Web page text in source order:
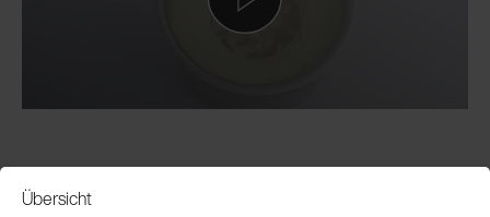
Übersicht